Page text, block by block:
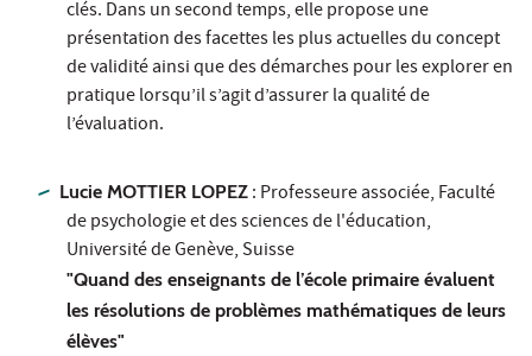
clés. Dans un second temps, elle propose une
présentation des facettes les plus actuelles du concept
de validité ainsi que des démarches pour les explorer en
pratique lorsqu’il s’agit d’assurer la qualité de
l’évaluation.
Lucie MOTTIER LOPEZ : Professeure associée, Faculté
de psychologie et des sciences de l'éducation,
Université de Genève, Suisse
"Quand des enseignants de l’école primaire évaluent
les résolutions de problèmes mathématiques de leurs
élèves"